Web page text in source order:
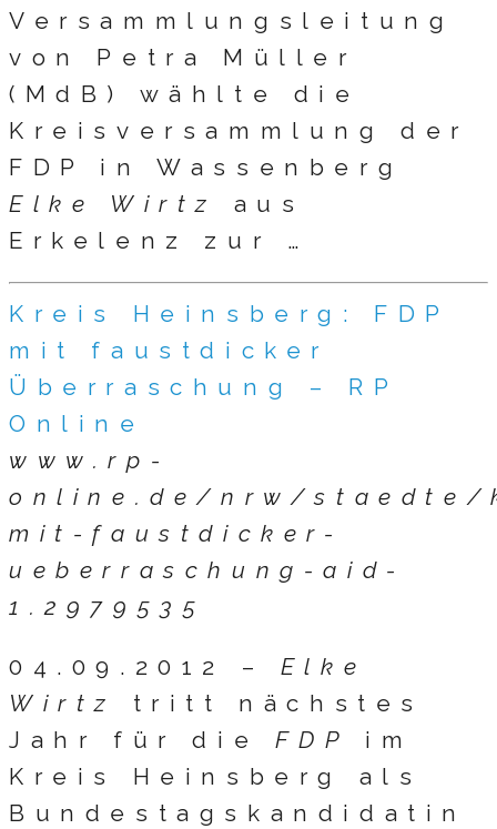
Versammlungsleitung
von Petra Müller
(MdB) wählte die
Kreisversammlung der
FDP in Wassenberg
Elke Wirtz
aus
Erkelenz zur …
Kreis Heinsberg: FDP
mit faustdicker
Überraschung – RP
Online
www.rp-
online.de/nrw/
mit-faustdicker-
ueberraschung-aid-
1.2979535
04.09.2012 – Elke
Wirtz
tritt nächstes
Jahr für die FDP
im
Kreis Heinsberg als
Bundestagskandidatin